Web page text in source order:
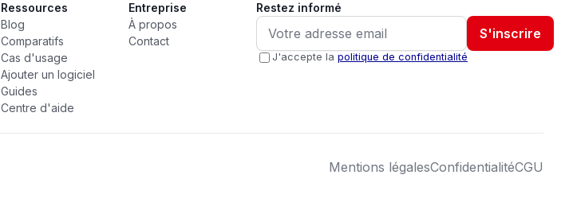
Ressources
Blog
Comparatifs
Cas d'usage
Ajouter un logiciel
Guides
Centre d'aide
Entreprise
À propos
Contact
Restez informé
S'inscrire
J'accepte la politique de confidentialité
Mentions légalesConfidentialitéCGU